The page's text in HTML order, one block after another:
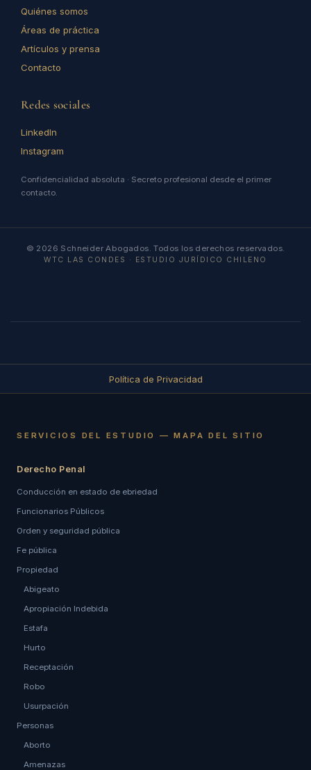
Quiénes somos
Áreas de práctica
Artículos y prensa
Contacto
Redes sociales
LinkedIn
Instagram
Confidencialidad absoluta · Secreto profesional desde el primer
contacto.
© 2026 Schneider Abogados. Todos los derechos reservados.
WTC LAS CONDES · ESTUDIO JURÍDICO CHILENO
Política de Privacidad
SERVICIOS DEL ESTUDIO — MAPA DEL SITIO
Derecho Penal
Conducción en estado de ebriedad
Funcionarios Públicos
Orden y seguridad pública
Fe pública
Propiedad
Abigeato
Apropiación Indebida
Estafa
Hurto
Receptación
Robo
Usurpación
Personas
Aborto
Amenazas